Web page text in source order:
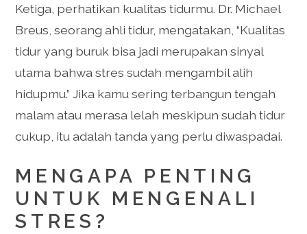
Ketiga, perhatikan kualitas tidurmu. Dr. Michael
Breus, seorang ahli tidur, mengatakan, “Kualitas
tidur yang buruk bisa jadi merupakan sinyal
utama bahwa stres sudah mengambil alih
hidupmu.” Jika kamu sering terbangun tengah
malam atau merasa lelah meskipun sudah tidur
cukup, itu adalah tanda yang perlu diwaspadai.
MENGAPA PENTING
UNTUK MENGENALI
STRES?